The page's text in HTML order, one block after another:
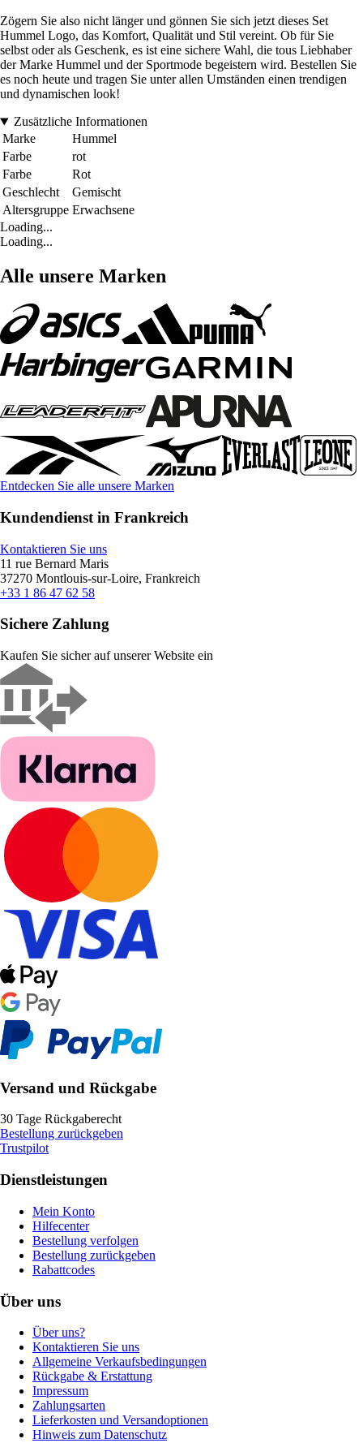
Zögern Sie also nicht länger und gönnen Sie sich jetzt dieses Set
Hummel Logo, das Komfort, Qualität und Stil vereint. Ob für Sie
selbst oder als Geschenk, es ist eine sichere Wahl, die tous Liebhaber
der Marke Hummel und der Sportmode begeistern wird. Bestellen Sie
es noch heute und tragen Sie unter allen Umständen einen trendigen
und dynamischen look!
Zusätzliche Informationen
Marke
Hummel
Farbe
rot
Farbe
Rot
Geschlecht
Gemischt
Altersgruppe Erwachsene
Loading...
Loading...
Alle unsere Marken
Entdecken Sie alle unsere Marken
Kundendienst in Frankreich
Kontaktieren Sie uns
11 rue Bernard Maris
37270 Montlouis-sur-Loire, Frankreich
+33 1 86 47 62 58
Sichere Zahlung
Kaufen Sie sicher auf unserer Website ein
Versand und Rückgabe
30 Tage Rückgaberecht
Bestellung zurückgeben
Trustpilot
Dienstleistungen
Mein Konto
Hilfecenter
Bestellung verfolgen
Bestellung zurückgeben
Rabattcodes
Über uns
Über uns?
Kontaktieren Sie uns
Allgemeine Verkaufsbedingungen
Rückgabe & Erstattung
Impressum
Zahlungsarten
Lieferkosten und Versandoptionen
Hinweis zum Datenschutz